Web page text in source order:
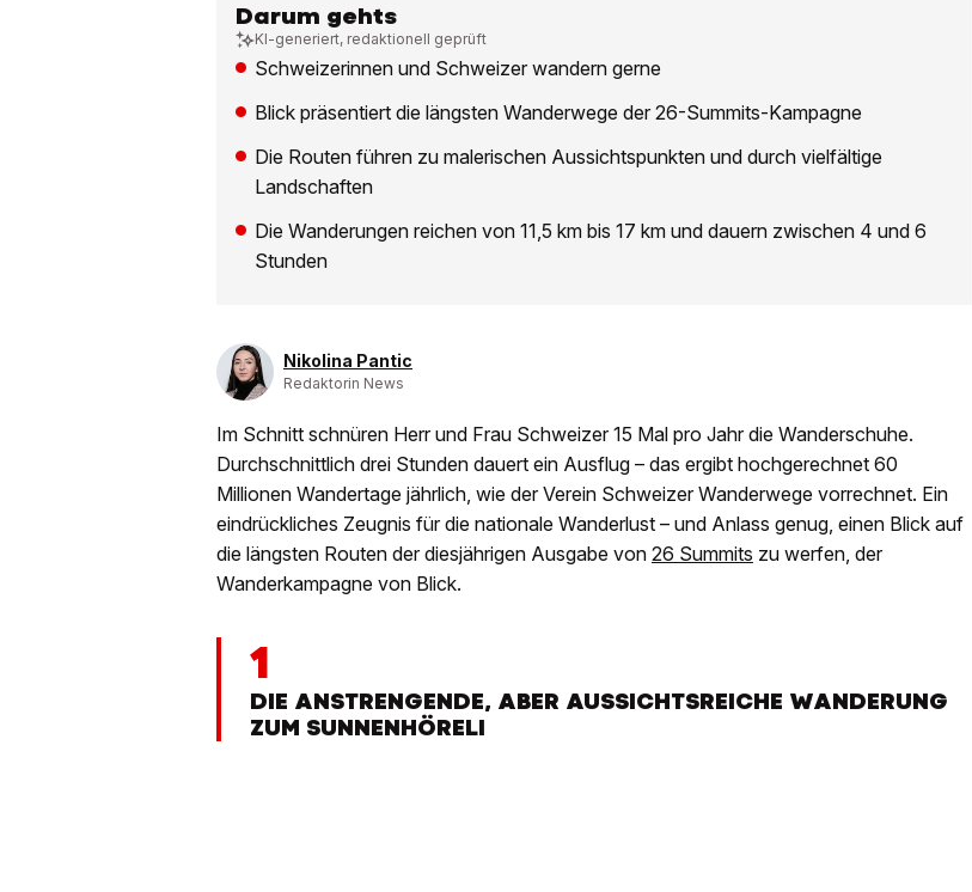
Darum gehts
KI-generiert, redaktionell geprüft
Schweizerinnen und Schweizer wandern gerne
Blick präsentiert die längsten Wanderwege der 26-Summits-Kampagne
Die Routen führen zu malerischen Aussichtspunkten und durch vielfältige
Landschaften
Die Wanderungen reichen von 11,5 km bis 17 km und dauern zwischen 4 und 6
Stunden
Nikolina Pantic
Redaktorin News
Im Schnitt schnüren Herr und Frau Schweizer 15 Mal pro Jahr die Wanderschuhe.
Durchschnittlich drei Stunden dauert ein Ausflug – das ergibt hochgerechnet 60
Millionen Wandertage jährlich, wie der Verein Schweizer Wanderwege vorrechnet. Ein
eindrückliches Zeugnis für die nationale Wanderlust – und Anlass genug, einen Blick auf
die längsten Routen der diesjährigen Ausgabe von 26 Summits zu werfen, der
Wanderkampagne von Blick.
1
DIE ANSTRENGENDE, ABER AUSSICHTSREICHE WANDERUNG
ZUM SUNNENHÖRELI